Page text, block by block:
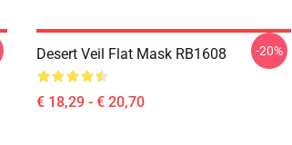
Desert Veil Flat Mask RB1608
€ 18,29 - € 20,70
-20%